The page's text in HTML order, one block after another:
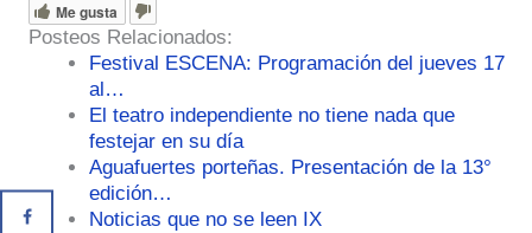
Me gusta
Posteos Relacionados:
Festival ESCENA: Programación del jueves 17
al…
El teatro independiente no tiene nada que
festejar en su día
Aguafuertes porteñas. Presentación de la 13°
edición…
Noticias que no se leen IX